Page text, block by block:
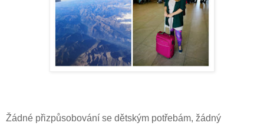
Žádné přizpůsobování se dětským potřebám, žádný